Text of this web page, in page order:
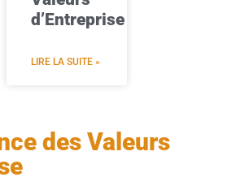
d’Entreprise
LIRE LA SUITE »
des Valeurs